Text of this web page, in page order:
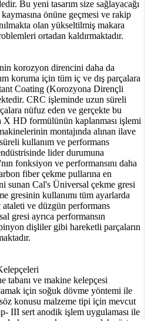
Bu yeni tasarım size sağlayacağı
önüne geçmesi ve rakip
olan yükseltilmiş makara
ortadan kaldırmaktadır.
korozyon direncini daha da
koruma için tüm iç ve dış parçalara
Coating (Korozyona Dirençli
CRC işleminde uzun süreli
nüfuz eden ve gerçekte bu
X HD formülünün kaplanması işlemi
montajında alınan ilave
kullanım ve performans
lider durumuna
fonksiyon ve performansını daha
fiber çekme pullarına en
sunan Cal's Üniversal çekme gresi
gresinin kullanımı tüm ayarlarda
ataleti ve düzgün performans
gresi ayrıca performansın
pinyon dişliler gibi hareketli parçaların
tabanı ve makine kelepçesi
için soğuk dövme yöntemi ile
konusu malzeme tipi için mevcut
III sert anodik işlem uygulaması ile